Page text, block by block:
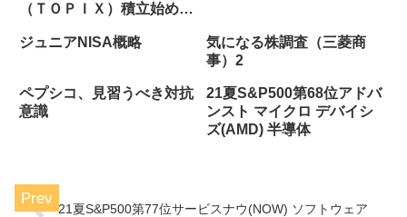
（ＴＯＰＩＸ）積立始め
ジュニアNISA概略
気になる株調査（三菱商
事）2
ペプシコ、見習うべき対抗
意識
21夏S&P500第68位アドバ
ンスト マイクロ デバイシ
ズ(AMD) 半導体
21夏S&P500第77位サービスナウ(NOW) ソフトウェア